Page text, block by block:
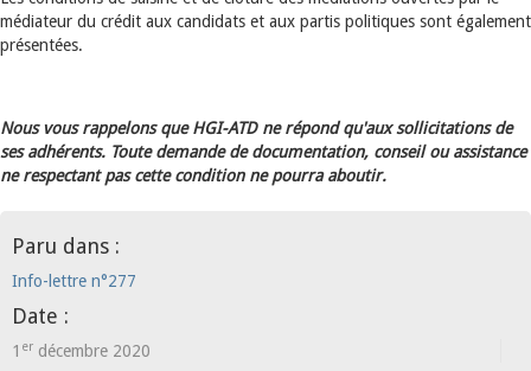
médiateur du crédit aux candidats et aux partis politiques sont également
présentées.
Nous vous rappelons que HGI-ATD ne répond qu'aux sollicitations de
ses adhérents. Toute demande de documentation, conseil ou assistance
ne respectant pas cette condition ne pourra aboutir.
Paru dans :
Info-lettre n°277
Date :
1 er décembre 2020